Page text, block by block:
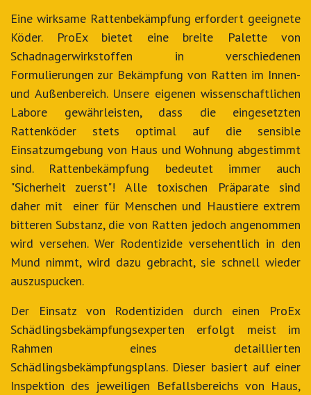
Eine wirksame Rattenbekämpfung erfordert geeignete
Köder. ProEx bietet eine breite Palette von
Schadnagerwirkstoffen in verschiedenen
Formulierungen zur Bekämpfung von Ratten im Innen-
und Außenbereich. Unsere eigenen wissenschaftlichen
Labore gewährleisten, dass die eingesetzten
Rattenköder stets optimal auf die sensible
Einsatzumgebung von Haus und Wohnung abgestimmt
sind. Rattenbekämpfung bedeutet immer auch
"Sicherheit zuerst"! Alle toxischen Präparate sind
daher mit einer für Menschen und Haustiere extrem
bitteren Substanz, die von Ratten jedoch angenommen
wird versehen. Wer Rodentizide versehentlich in den
Mund nimmt, wird dazu gebracht, sie schnell wieder
auszuspucken.
Der Einsatz von Rodentiziden durch einen ProEx
Schädlingsbekämpfungsexperten erfolgt meist im
Rahmen eines detaillierten
Schädlingsbekämpfungsplans. Dieser basiert auf einer
Inspektion des jeweiligen Befallsbereichs von Haus,